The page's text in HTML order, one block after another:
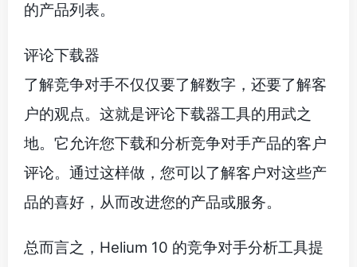
的产品列表。
评论下载器
了解竞争对手不仅仅要了解数字，还要了解客
户的观点。这就是评论下载器工具的用武之
地。它允许您下载和分析竞争对手产品的客户
评论。通过这样做，您可以了解客户对这些产
品的喜好，从而改进您的产品或服务。
总而言之，Helium 10 的竞争对手分析工具提